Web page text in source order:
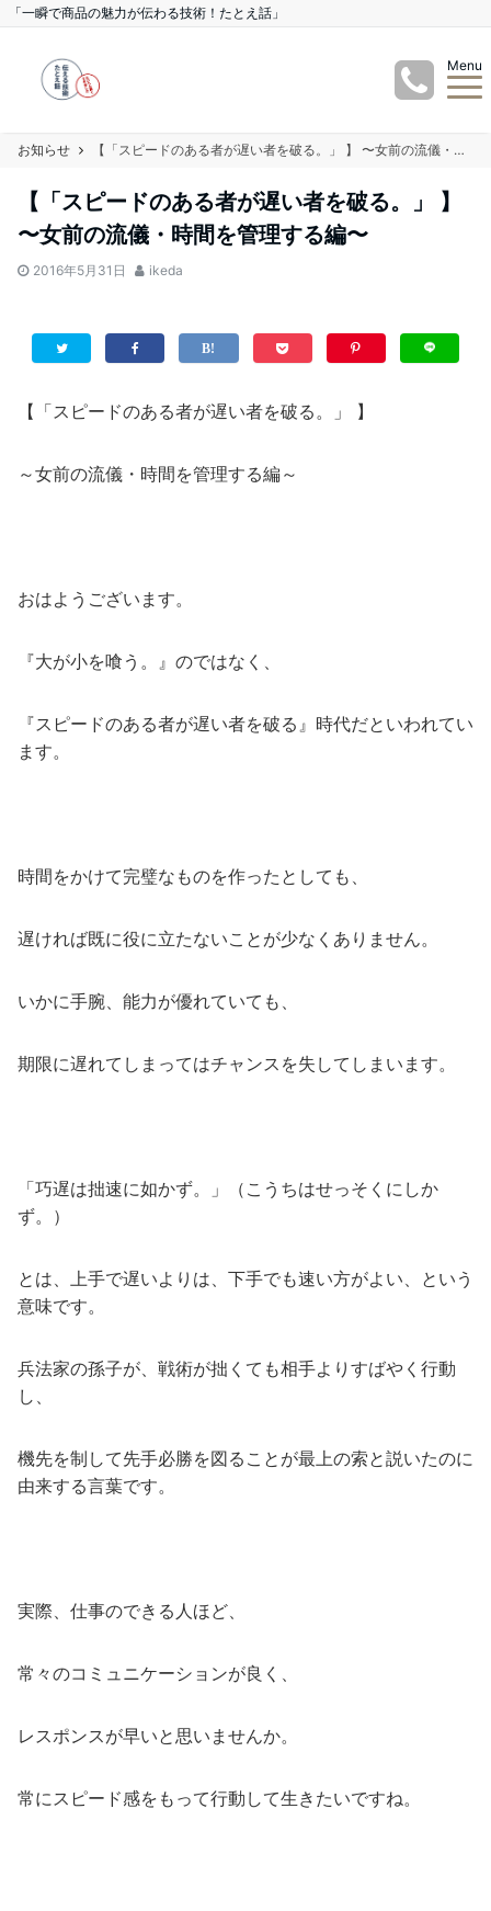
「一瞬で商品の魅力が伝わる技術！たとえ話」
Menu
お知らせ 【「スピードのある者が遅い者を破る。」 】 〜女前の流儀・時間を管理する編〜
【「スピードのある者が遅い者を破る。」 】
〜女前の流儀・時間を管理する編〜
2016年5月31日 ikeda
【「スピードのある者が遅い者を破る。」 】
～女前の流儀・時間を管理する編～
おはようございます。
『大が小を喰う。』のではなく、
『スピードのある者が遅い者を破る』時代だといわれてい
ます。
時間をかけて完璧なものを作ったとしても、
遅ければ既に役に立たないことが少なくありません。
いかに手腕、能力が優れていても、
期限に遅れてしまってはチャンスを失してしまいます。
「巧遅は拙速に如かず。」（こうちはせっそくにしか
ず。）
とは、上手で遅いよりは、下手でも速い方がよい、という
意味です。
兵法家の孫子が、戦術が拙くても相手よりすばやく行動
し、
機先を制して先手必勝を図ることが最上の索と説いたのに
由来する言葉です。
実際、仕事のできる人ほど、
常々のコミュニケーションが良く、
レスポンスが早いと思いませんか。
常にスピード感をもって行動して生きたいですね。